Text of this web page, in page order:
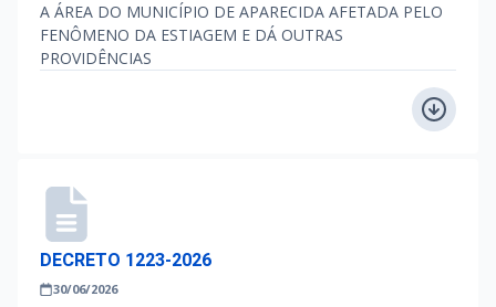
A ÁREA DO MUNICÍPIO DE APARECIDA AFETADA PELO
FENÔMENO DA ESTIAGEM E DÁ OUTRAS
PROVIDÊNCIAS
DECRETO 1223-2026
30/06/2026